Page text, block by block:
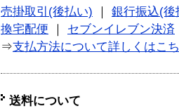
売掛取引(後払い)
銀行振込(後
換宅配便
セブンイレブン決済
⇒支払方法について詳しくはこ
送料について